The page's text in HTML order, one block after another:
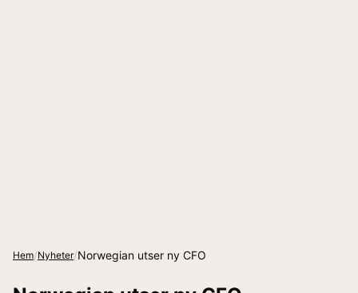
Hem/Nyheter/Norwegian utser ny CFO